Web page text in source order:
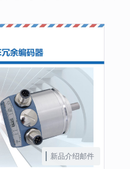
新品介绍邮件